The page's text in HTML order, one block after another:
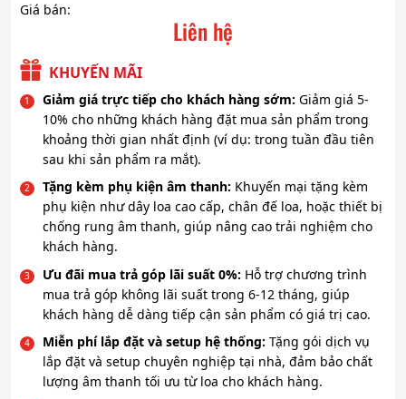
Giá bán:
Liên hệ
KHUYẾN MÃI
Giảm giá trực tiếp cho khách hàng sớm: Giảm giá 5-
10% cho những khách hàng đặt mua sản phẩm trong
khoảng thời gian nhất định (ví dụ: trong tuần đầu tiên
sau khi sản phẩm ra mắt).
Tặng kèm phụ kiện âm thanh: Khuyến mại tặng kèm
phụ kiện như dây loa cao cấp, chân đế loa, hoặc thiết bị
chống rung âm thanh, giúp nâng cao trải nghiệm cho
khách hàng.
Ưu đãi mua trả góp lãi suất 0%: Hỗ trợ chương trình
mua trả góp không lãi suất trong 6-12 tháng, giúp
khách hàng dễ dàng tiếp cận sản phẩm có giá trị cao.
Miễn phí lắp đặt và setup hệ thống: Tặng gói dịch vụ
lắp đặt và setup chuyên nghiệp tại nhà, đảm bảo chất
lượng âm thanh tối ưu từ loa cho khách hàng.